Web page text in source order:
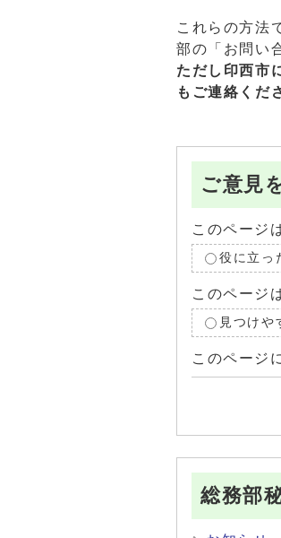
これらの方法
部の「お問い
ただし印西市
もご連絡くだ
ご意見
このページ
役に立っ
このページ
見つけや
このページ
総務部